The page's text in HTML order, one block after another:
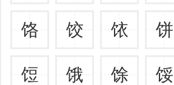
饹 饺 饻 饼
饾 饿 馀 馁